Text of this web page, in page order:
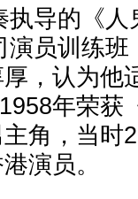
导的《人
员训练
，认为他
年荣获
角，当时
演员。